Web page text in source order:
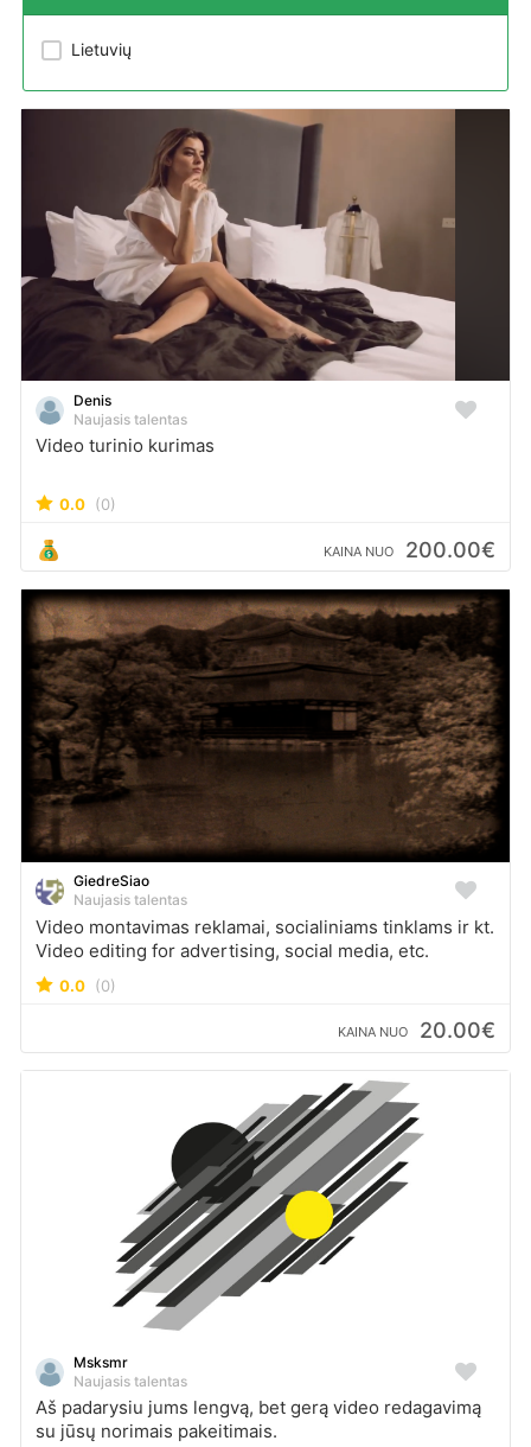
Lietuvių
Denis
Naujasis talentas
Video turinio kurimas
0.0 (0)
KAINA NUO 200.00€
GiedreSiao
Naujasis talentas
Video montavimas reklamai, socialiniams tinklams ir kt.
Video editing for advertising, social media, etc.
0.0 (0)
KAINA NUO 20.00€
Msksmr
Naujasis talentas
Aš padarysiu jums lengvą, bet gerą video redagavimą
su jūsų norimais pakeitimais.